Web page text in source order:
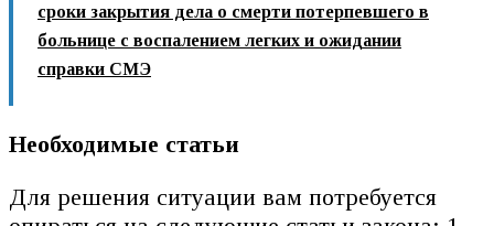
сроки закрытия дела о смерти потерпевшего в
больнице с воспалением легких и ожидании
справки СМЭ
Необходимые статьи
Для решения ситуации вам потребуется